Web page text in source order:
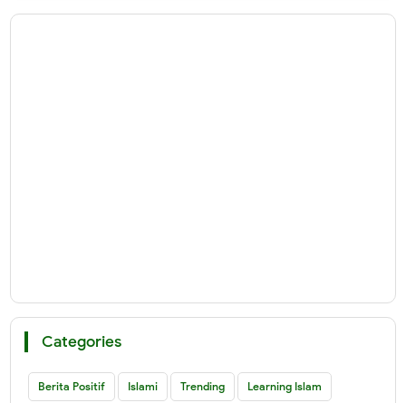
Categories
Berita Positif Islami Trending Learning Islam